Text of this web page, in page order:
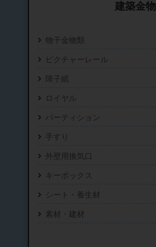
建築金物
物干金物類
ピクチャーレール
障子紙
ロイヤル
パーティション
手すり
外壁用換気口
キーボックス
シート・養生材
素材・建材